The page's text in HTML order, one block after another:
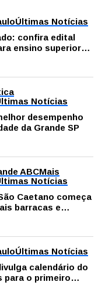
Últimas Notícias
confira edital
ensino superior
Notícias
desempenho
da Grande SP
ABCMais
Notícias
Caetano começa
barracas e
e atrações
Últimas Notícias
calendário do
para o primeiro